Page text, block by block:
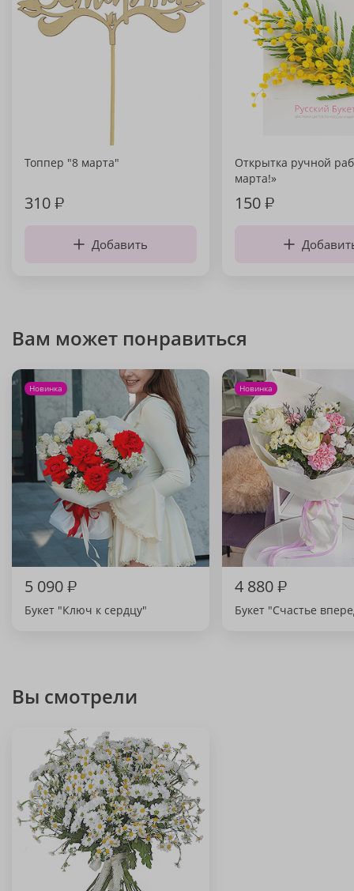
Топпер "8 марта"
310₽
Добавить
Открытка ручной
марта!»
150₽
Вам может понравиться
Новинка
5 090₽
Букет "Ключ к сердцу"
Новинка
4 880₽
Букет "Счастье
Вы смотрели